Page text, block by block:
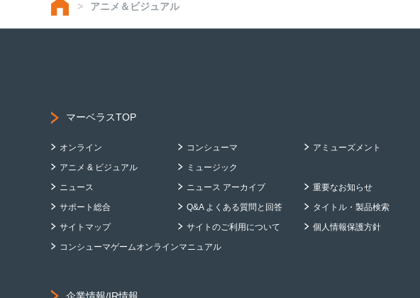
アニメ＆ビジュアル
マーベラスTOP
オンライン コンシューマ アミューズメント
アニメ & ビジュアル
ミュージック
ニュース
ニュース アーカイブ
重要なお知らせ
サポート総合
Q&A よくある質問と回答
タイトル・製品検索
サイトマップ
サイトのご利用について 個人情報保護方針
コンシューマゲームオンラインマニュアル
企業情報/IR情報